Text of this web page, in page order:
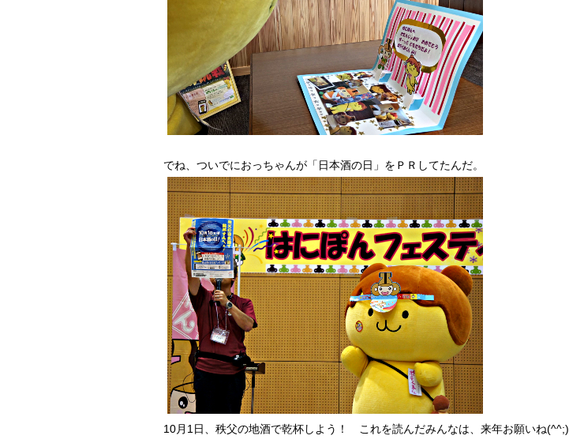
でね、ついでにおっちゃんが「日本酒の日」をＰＲしてたんだ。
10月1日、秩父の地酒で乾杯しよう！ これを読んだみんなは、来年お願いね(^^;)